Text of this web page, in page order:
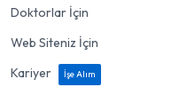
Doktorlar İçin
Web Siteniz İçin
Kariyer
İşe Alım